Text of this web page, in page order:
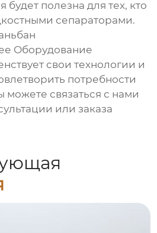
полезна для тех, кто
сепараторами.
Оборудование
свои технологии и
потребности
связаться с нами
или заказа